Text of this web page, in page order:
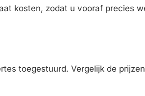
kosten, zodat u vooraf precies
toegestuurd. Vergelijk de